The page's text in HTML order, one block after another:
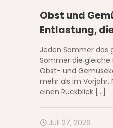
Obst und
Entlastung,
Jeden Sommer das
Sommer die gleiche
Obst- und
mehr als im Vorjahr.
einen Rückblick […]
Juli 27, 2026